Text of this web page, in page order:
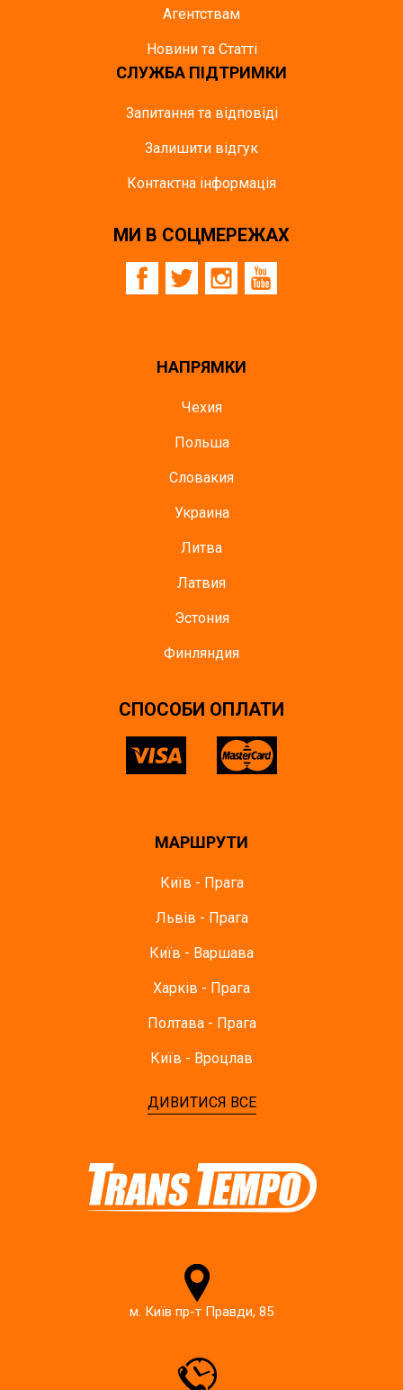
Агентствам
Новини та Статті
СЛУЖБА ПІДТРИМКИ
Запитання та відповіді
Залишити відгук
Контактна інформація
МИ В СОЦМЕРЕЖАХ
НАПРЯМКИ
Чехия
Польша
Словакия
Украина
Литва
Латвия
Эстония
Финляндия
СПОСОБИ ОПЛАТИ
МАРШРУТИ
Київ - Прага
Львів - Прага
Київ - Варшава
Харків - Прага
Полтава - Прага
Київ - Вроцлав
ДИВИТИСЯ ВСЕ
м. Київ пр-т Правди, 85